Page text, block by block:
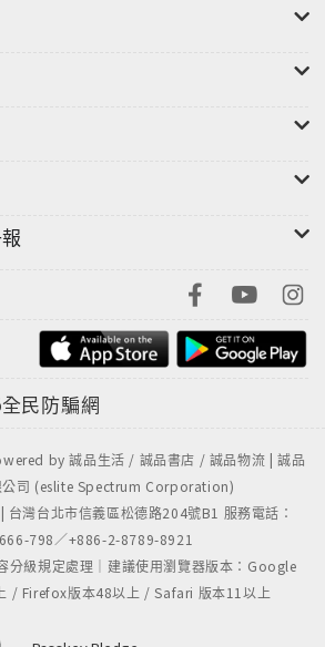
民防騙網
by 誠品生活 / 誠品書店 / 誠品物流 | 誠品
公司 (eslite Spectrum Corporation)
灣台北市信義區松德路204號B1 服務電話：
798／+886-2-8789-8921
分級規定處理｜建議使用瀏覽器版本：Google
/ Firefox版本48以上 / Safari 版本11以上